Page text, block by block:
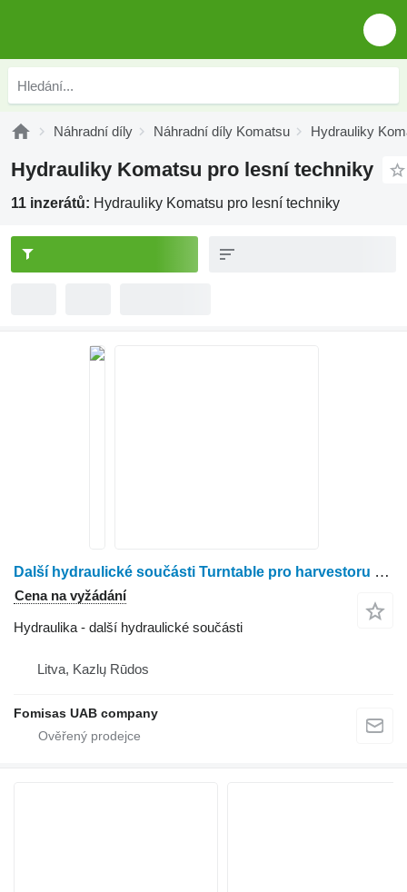
Náhradní díly Náhradní díly Komatsu Hydrauliky
Hydrauliky Komatsu pro lesní techniky
11 inzerátů: Hydrauliky Komatsu pro lesní techniky
Další hydraulické součásti Turntable pro harvestoru Komatsu 911.5
Cena na vyžádání
Hydraulika - další hydraulické součásti
Litva, Kazlų Rūdos
Fomisas UAB company